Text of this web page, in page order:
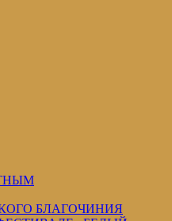
БЛАГОЧИНИЯ